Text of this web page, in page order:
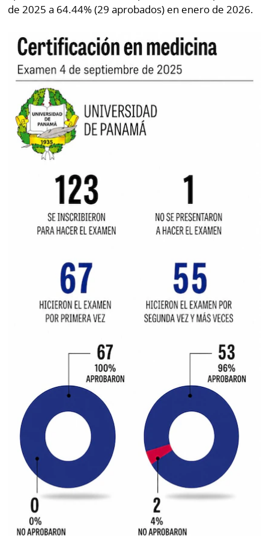
de 2025 a 64.44% (29 aprobados) en enero de 2026.